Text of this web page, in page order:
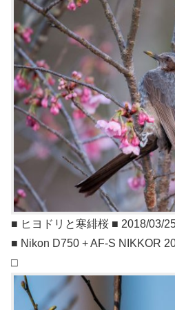
■ ヒヨドリと寒緋桜 ■ 2018/03/
■ Nikon D750 + AF-S NIKKOR
□